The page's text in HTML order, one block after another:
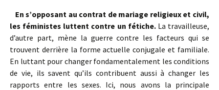
En s’opposant au contrat de mariage religieux et civil,
les féministes luttent contre un fétiche.La travailleuse,
d’autre part, mène la guerre contre les facteurs qui se
trouvent derrière la forme actuelle conjugale et familiale.
En luttant pour changer fondamentalement les conditions
de vie, ils savent qu’ils contribuent aussi à changer les
rapports entre les sexes. Ici, nous avons la principale